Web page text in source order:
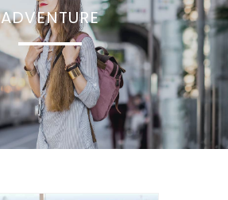
ADVENTURE